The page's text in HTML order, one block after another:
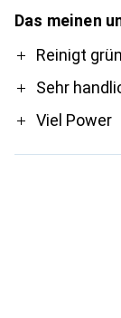
Das meinen
ProReinigt
Sehr
Viel Power